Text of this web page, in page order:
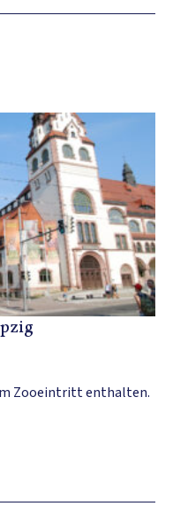
Zooeintritt enthalten.